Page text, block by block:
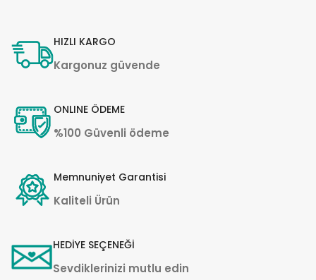
HIZLI KARGO
Kargonuz güvende
ONLINE ÖDEME
%100 Güvenli ödeme
Memnuniyet Garantisi
Kaliteli Ürün
HEDİYE SEÇENEĞİ
Sevdiklerinizi mutlu edin